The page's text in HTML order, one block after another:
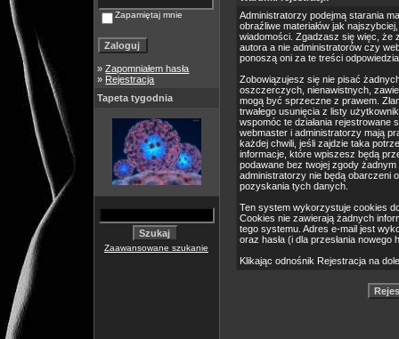
Zapamiętaj mnie
»Zapomniałem hasła
» Rejestracja
Tapeta tygodnia
Zaawansowane szukanie
Administratorzy podejmą starania
obraźliwe materiałów jak
wiadomości. Zgadzasz się więc, że
autora a nie administratorów czy
ponoszą oni za te treści
Zobowiązujesz się nie pisać
oszczerczych, nienawistnych,
mogą być sprzeczne z prawem.
trwałego usunięcia z listy
wspomóc te działania
webmaster i administratorzy mają
każdej chwili, jeśli zajdzie taka
informacje, które wpiszesz będą
podawane bez twojej zgody
administratorzy nie będą obarczeni
pozyskania tych danych.
Ten system wykorzystuje cookies
Cookies nie zawierają żadnych
tego systemu. Adres e-mail jest
oraz hasła (i dla przesłania nowego
Klikając odnośnik Rejestracja na